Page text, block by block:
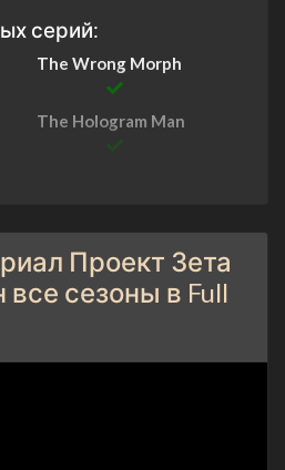
серий:
The Wrong Morph
The Hologram Man
The Wrong Morph
Cabin Pressure
Проект Зета
все сезоны в Full